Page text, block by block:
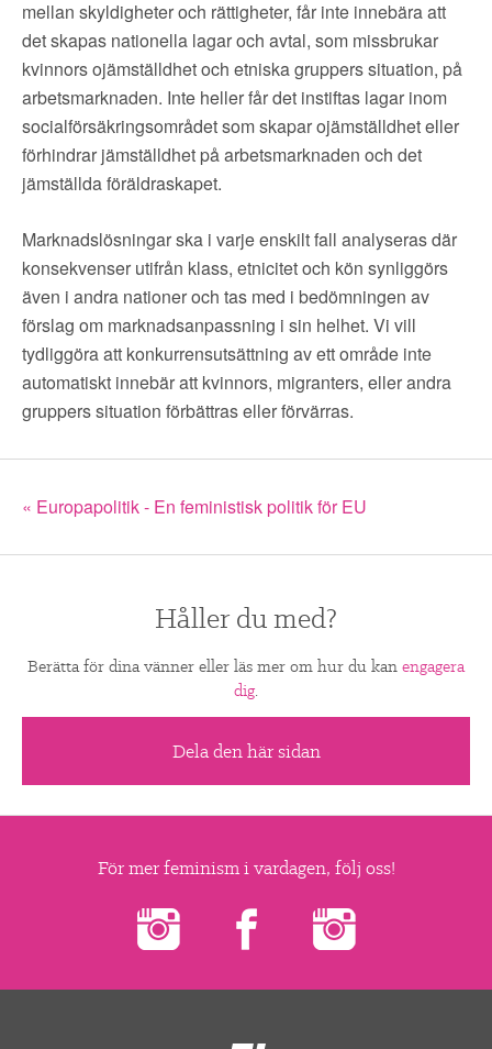
mellan skyldigheter och rättigheter, får inte innebära att
det skapas nationella lagar och avtal, som missbrukar
kvinnors ojämställdhet och etniska gruppers situation, på
arbetsmarknaden. Inte heller får det instiftas lagar inom
socialförsäkringsområdet som skapar ojämställdhet eller
förhindrar jämställdhet på arbetsmarknaden och det
jämställda föräldraskapet.
Marknadslösningar ska i varje enskilt fall analyseras där
konsekvenser utifrån klass, etnicitet och kön synliggörs
även i andra nationer och tas med i bedömningen av
förslag om marknadsanpassning i sin helhet. Vi vill
tydliggöra att konkurrensutsättning av ett område inte
automatiskt innebär att kvinnors, migranters, eller andra
gruppers situation förbättras eller förvärras.
« Europapolitik - En feministisk politik för EU
Håller du med?
Berätta för dina vänner eller läs mer om hur du kan engagera
dig.
Dela den här sidan
För mer feminism i vardagen, följ oss!